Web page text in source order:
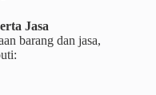
Jasa
barang dan jasa,